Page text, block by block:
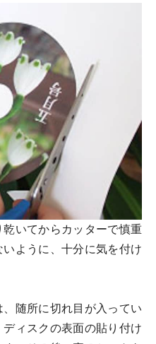
いてからカッターで慎重
ように、十分に気を付け
随所に切れ目が入ってい
ィスクの表面の貼り付け